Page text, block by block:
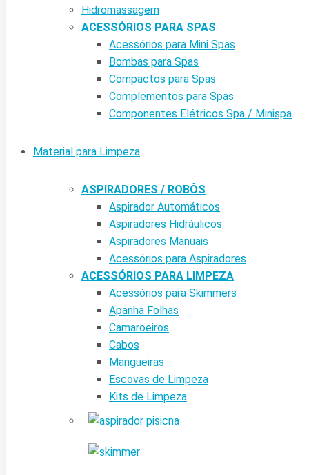
Hidromassagem
ACESSÓRIOS PARA SPAS
Acessórios para Mini Spas
Bombas para Spas
Compactos para Spas
Complementos para Spas
Componentes Elétricos Spa / Minispa
Material para Limpeza
ASPIRADORES / ROBÔS
Aspirador Automáticos
Aspiradores Hidráulicos
Aspiradores Manuais
Acessórios para Aspiradores
ACESSÓRIOS PARA LIMPEZA
Acessórios para Skimmers
Apanha Folhas
Camaroeiros
Cabos
Mangueiras
Escovas de Limpeza
Kits de Limpeza